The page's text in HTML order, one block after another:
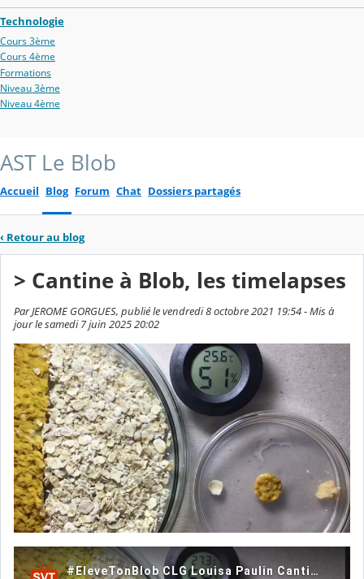
Technologie
Cours 3ème
Cours 4ème
Formations
Niveau 3ème
Niveau 4ème
AST Le Blob
Accueil Blog Forum Chat Dossiers partagés
‹ Retour au blog
> Cantine à Blob, les timelapses
Par JEROME GORGUES, publié le vendredi 8 octobre 2021 19:54 - Mis à
jour le samedi 7 juin 2025 20:02